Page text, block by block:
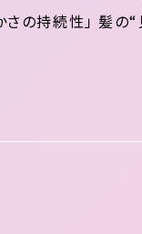
さの持続性」 髪